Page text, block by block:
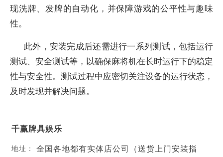
现洗牌、发牌的自动化，并保障游戏的公平性与趣味
性。
此外，安装完成后还需进行一系列测试，包括运行
测试、安全测试等，以确保麻将机在长时运行下的稳定
性与安全性。测试过程中应密切关注设备的运行状态，
及时发现并解决问题。
千赢牌具娱乐
地址：
全国各地都有实体店公司（送货上门安装指